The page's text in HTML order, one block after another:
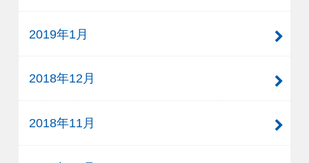
2019年1月
2018年12月
2018年11月